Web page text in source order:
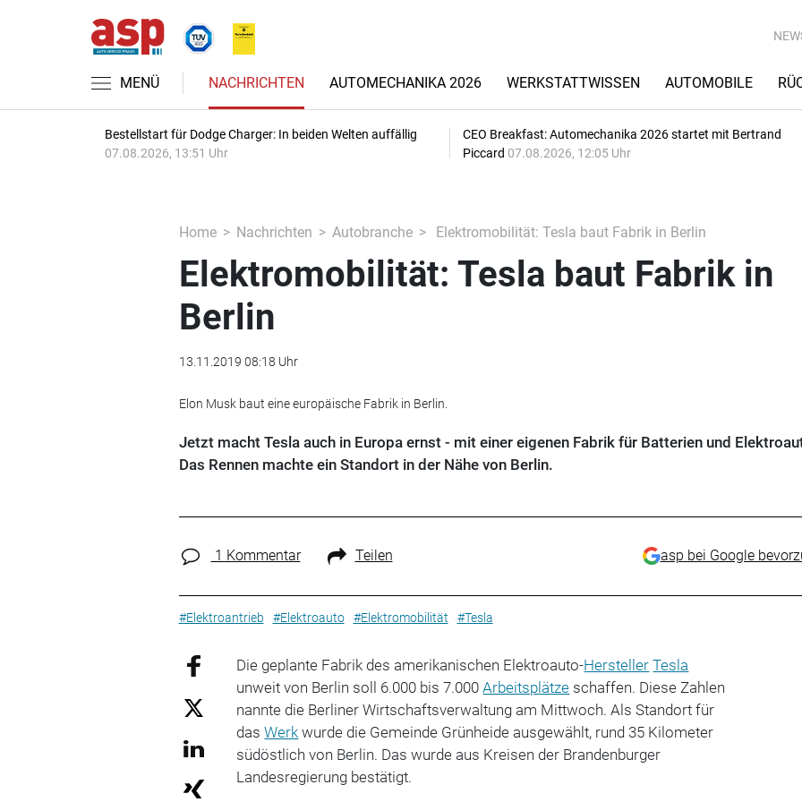
MENÜ NACHRICHTEN AUTOMECHANIKA 2026 WERKSTATTWISSEN AUTOMOBILE
Bestellstart für Dodge Charger: In beiden Welten auffällig
07.08.2026, 13:51 Uhr
CEO Breakfast: Automechanika 2026 startet mit Bertrand
Piccard 07.08.2026, 12:05 Uhr
Home Nachrichten Autobranche Elektromobilität: Tesla baut Fabrik in Berlin
Elektromobilität: Tesla baut Fabrik in
Berlin
13.11.2019 08:18 Uhr
Elon Musk baut eine europäische Fabrik in Berlin.
Jetzt macht Tesla auch in Europa ernst - mit einer eigenen Fabrik für Batterien und
Das Rennen machte ein Standort in der Nähe von Berlin.
1 Kommentar Teilen asp bei Google
#Elektroantrieb #Elektroauto #Elektromobilität #Tesla
Die geplante Fabrik des amerikanischen Elektroauto-Hersteller Tesla
unweit von Berlin soll 6.000 bis 7.000Arbeitsplätze schaffen. Diese Zahlen
nannte die Berliner Wirtschaftsverwaltung am Mittwoch. Als Standort für
dasWerk wurde die Gemeinde Grünheide ausgewählt, rund 35 Kilometer
südöstlich von Berlin. Das wurde aus Kreisen der Brandenburger
Landesregierung bestätigt.